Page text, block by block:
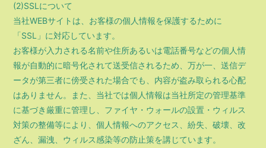
(2)SSLについて
当社WEBサイトは、お客様の個人情報を保護するために
「SSL」に対応しています。
お客様が入力される名前や住所あるいは電話番号などの個人情
報が自動的に暗号化されて送受信されるため、万が一、送信デ
ータが第三者に傍受された場合でも、内容が盗み取られる心配
はありません。また、当社では個人情報は当社所定の管理基準
に基づき厳重に管理し、ファイヤ・ウォールの設置・ウィルス
対策の整備等により、個人情報へのアクセス、紛失、破壊、改
ざん、漏洩、ウィルス感染等の防止策を講じています。